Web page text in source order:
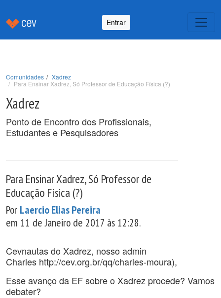
Entrar
Comunidades
Xadrez
Para Ensinar Xadrez, Só Professor de Educação Física (?)
Xadrez
Ponto de Encontro dos Profissionais,
Estudantes e Pesquisadores
Para Ensinar Xadrez, Só Professor de
Educação Física (?)
Por Laercio Elias Pereira
em 11 de Janeiro de 2017 às 12:28.
Cevnautas do Xadrez, nosso admin
Charles http://cev.org.br/qq/charles-moura),
Esse avanço da EF sobre o Xadrez procede? Vamos
debater?